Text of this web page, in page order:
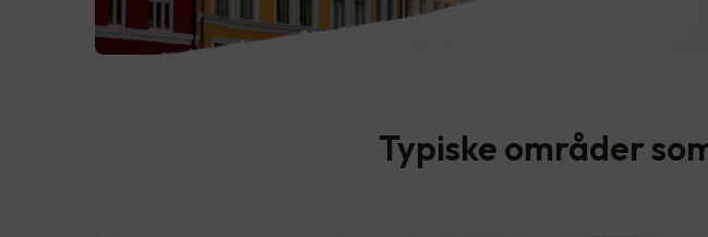
Typiske områder